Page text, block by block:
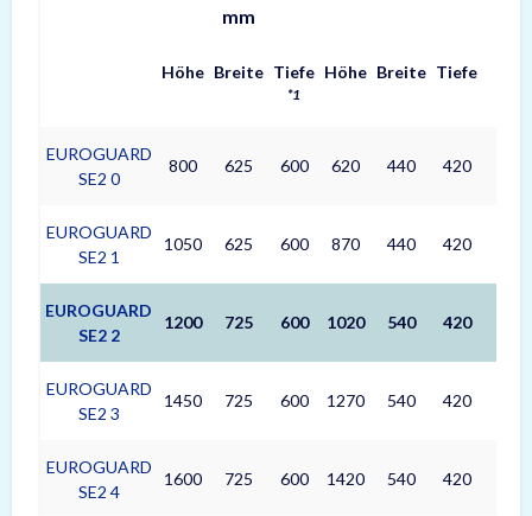
mm
Höhe Breite Tiefe
*1
Höhe Breite Tiefe
EUROGUARD
SE2 0
800 625 600 620 440 420
EUROGUARD
SE2 1
1050 625 600 870 440 420
EUROGUARD
SE2 2
1200 725 600 1020 540 420
EUROGUARD
SE2 3
1450 725 600 1270 540 420
EUROGUARD
SE2 4
1600 725 600 1420 540 420